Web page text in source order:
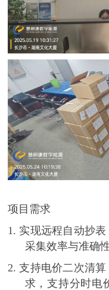
项目需求
1. 实现远程自动抄表
采集效率与准确性
2.支持电价二次清算
求，支持分时电